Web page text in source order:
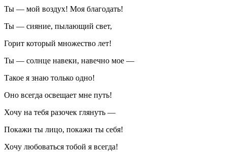
Ты — мой воздух! Моя благодать!
Ты — сияние, пылающий свет,
Горит который множество лет!
Ты — солнце навеки, навечно мое —
Такое я знаю только одно!
Оно всегда освещает мне путь!
Хочу на тебя разочек глянуть —
Покажи ты лицо, покажи ты себя!
Хочу любоваться тобой я всегда!